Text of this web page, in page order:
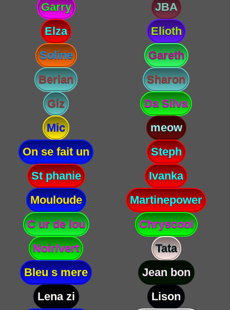
Garry
JBA
Elza
Elioth
Soline
Gareth
Berian
Sharon
Giz
Da Silva
Mic
meow
On se fait un
Steph
St phanie
Ivanka
Mouloude
Martinepower
C ur de lou
Chryscool
Noir/vert
Tata
Bleu s mere
Jean bon
Lena zi
Lison